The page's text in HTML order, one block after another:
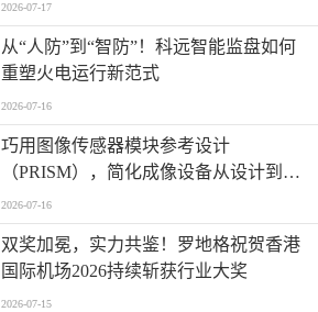
2026-07-17
从“人防”到“智防”！科远智能监盘如何
重塑火电运行新范式
2026-07-16
巧用图像传感器模块参考设计
（PRISM），简化成像设备从设计到制
造的全流程
2026-07-16
双奖加冕，实力共鉴！罗地格祝贺香港
国际机场2026持续斩获行业大奖
2026-07-15